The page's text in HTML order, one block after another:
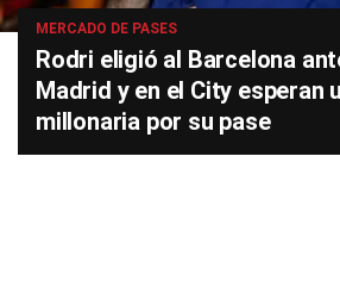
MERCADO DE PASES
Rodri eligió al Barcelona
Madrid y en el City esperan
millonaria por su pase